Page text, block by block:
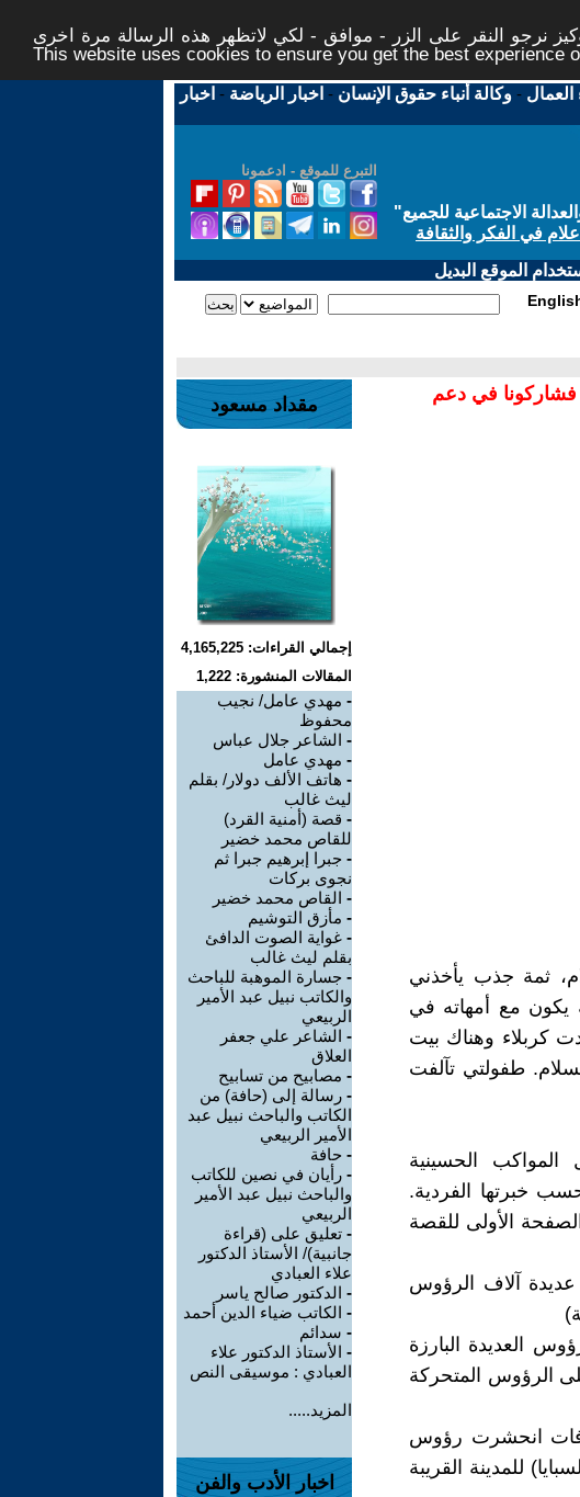
نرجو النقر على الزر - موافق - لكي لاتظهر هذه الرسالة مرة اخرى -
This website uses cookies to ensure you get the best experience
العمال -وكالة أنباء حقوق الإنسان - اخبار الرياضة - اخبار
التبرع للموقع - ادعمونا
الاجتماعية للجميع"
في الفكر والثقافة
الموقع البديل
فشاركونا في دعم
ثمة جذب يأخذني
يكون مع أمهاته في
كربلاء وهناك بيت
طفولتي تآلفت
المواكب الحسينية
خبرتها الفردية.
الأولى للقصة
آلاف الرؤوس
العديدة البارزة
الرؤوس المتحركة
انحشرت رؤوس
للمدينة القريبة
مقداد مسعود
إجمالي القراءات: 4,165,225
المقالات المنشورة: 1,222
- مهدي عامل/ نجيب
محفوظ
- الشاعر جلال عباس
- مهدي عامل
- هاتف الألف دولار/ بقلم
ليث غالب
- قصة (أمنية القرد)
للقاص محمد خضير
- جبرا إبرهيم جبرا ثم
نجوى بركات
- القاص محمد خضير
- مأزق التوشيم
- غواية الصوت الدافئ
بقلم ليث غالب
- جسارة الموهبة للباحث
والكاتب نبيل عبد الأمير
الربيعي
- الشاعر علي جعفر
العلاق
- مصابيح من تسابيح
- رسالة إلى (حافة) من
الكاتب والباحث نبيل عبد
الأمير الربيعي
- حافة
- رأيان في نصين للكاتب
والباحث نبيل عبد الأمير
الربيعي
- تعليق على (قراءة
جانبية)/ الأستاذ الدكتور
علاء العبادي
- الدكتور صالح ياسر
- الكاتب ضياء الدين أحمد
- سدائم
- الأستاذ الدكتور علاء
العبادي : موسيقى النص
المزيد.....
اخبار الأدب والفن